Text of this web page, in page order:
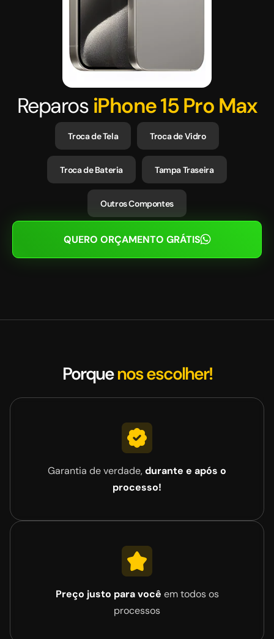
Reparos iPhone 15 Pro Max
Troca de Tela Troca de Vidro
Troca de Bateria Tampa Traseira
Outros Compontes
QUERO ORÇAMENTO GRÁTIS
Porquenos escolher!
Garantia de verdade,durante e após o
processo!
Preço justo para você em todos os
processos